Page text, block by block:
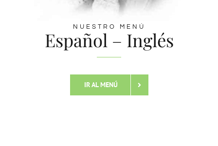
NUESTRO MENÚ
Español – Inglés
IR AL MENÚ